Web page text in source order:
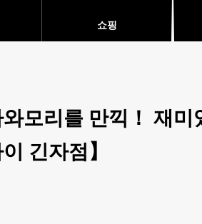
쇼핑
모리를 만끽！ 재미
긴자점】